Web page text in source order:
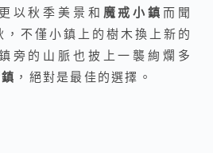
以秋季美景和 魔戒小鎮而聞
，不僅小鎮上的樹木換上新的
旁的山脈也披上一襲絢爛多
，絕對是最佳的選擇。